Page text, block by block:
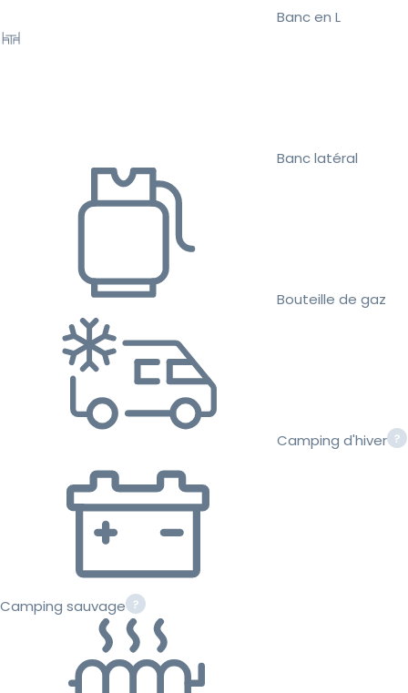
Banc en L
Banc latéral
Bouteille de gaz
Camping d'hiver
Camping sauvage